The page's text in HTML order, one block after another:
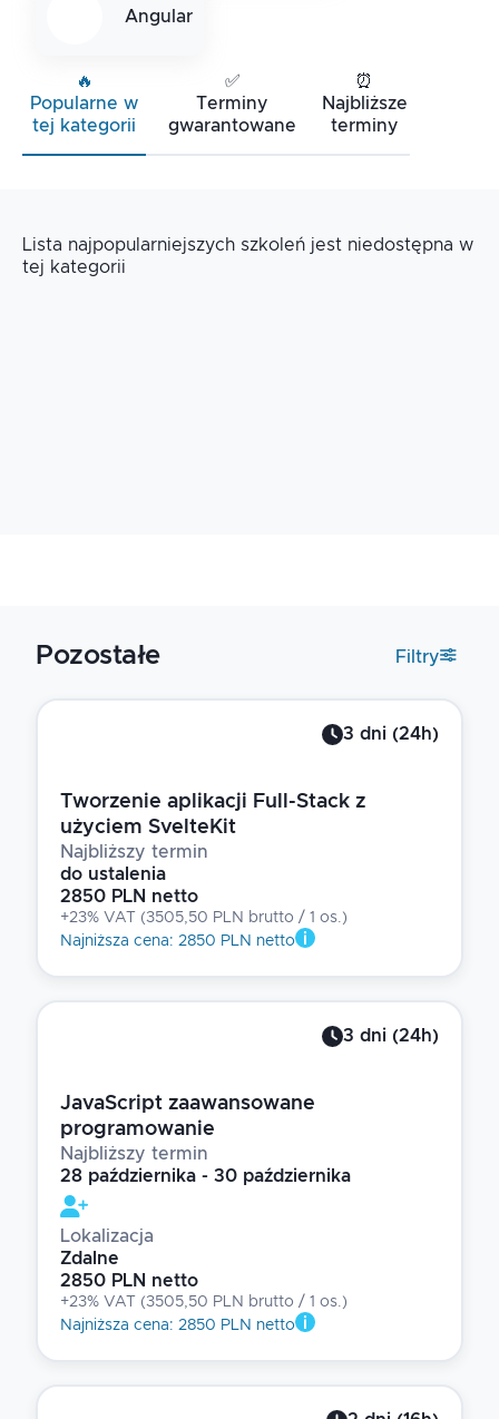
Angular
🔥
Popularne w
tej kategorii
✅
Terminy
gwarantowane
⏰
Najbliższe
terminy
Lista najpopularniejszych szkoleń jest niedostępna w
tej kategorii
Pozostałe Filtry
3 dni (24h)
Tworzenie aplikacji Full-Stack z
użyciem SvelteKit
Najbliższy termin
do ustalenia
2850 PLN netto
+23% VAT (3505,50 PLN brutto / 1 os.)
Najniższa cena: 2850 PLN netto
3 dni (24h)
JavaScript zaawansowane
programowanie
Najbliższy termin
28 października - 30 października
Lokalizacja
Zdalne
2850 PLN netto
+23% VAT (3505,50 PLN brutto / 1 os.)
Najniższa cena: 2850 PLN netto